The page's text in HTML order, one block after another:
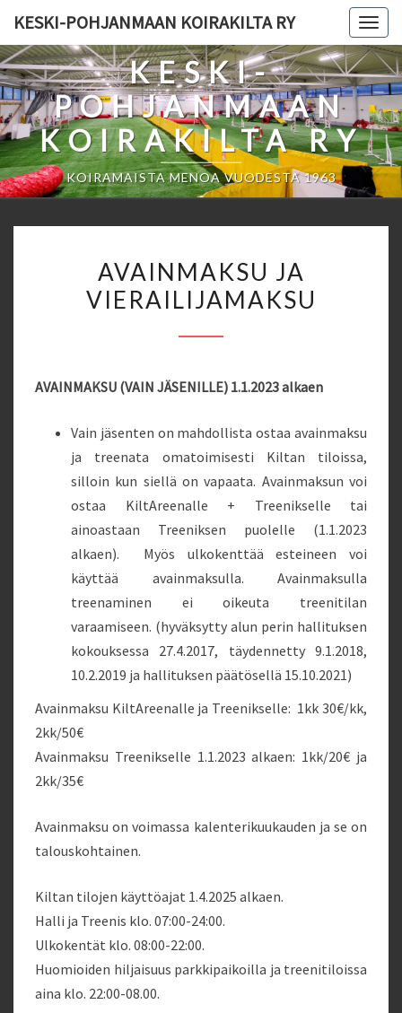
content
KESKI-POHJANMAAN KOIRAKILTA RY
KESKI-
POHJANMAAN
KOIRAKILTA RY
KOIRAMAISTA MENOA VUODESTA 1963
JA
VIERAILIJAMAKSU
AVAINMAKSU JA
VIERAILIJAMAKSU
AVAINMAKSU (VAIN JÄSENILLE) 1.1.2023 alkaen
Vain jäsenten on mahdollista ostaa avainmaksu
ja treenata omatoimisesti Kiltan tiloissa,
silloin kun siellä on vapaata. Avainmaksun voi
ostaa KiltAreenalle + Treenikselle tai
ainoastaan Treeniksen puolelle (1.1.2023
alkaen). Myös ulkokenttää esteineen voi
käyttää avainmaksulla. Avainmaksulla
treenaminen ei oikeuta treenitilan
varaamiseen. (hyväksytty alun perin hallituksen
kokouksessa 27.4.2017, täydennetty 9.1.2018,
10.2.2019 ja hallituksen päätösellä 15.10.2021)
Avainmaksu KiltAreenalle ja Treenikselle: 1kk 30€/kk,
2kk/50€
Avainmaksu Treenikselle 1.1.2023 alkaen: 1kk/20€ ja
2kk/35€
Avainmaksu on voimassa kalenterikuukauden ja se on
talouskohtainen.
Kiltan tilojen käyttöajat 1.4.2025 alkaen.
Halli ja Treenis klo. 07:00-24:00.
Ulkokentät klo. 08:00-22:00.
Huomioiden hiljaisuus parkkipaikoilla ja treenitiloissa
aina klo. 22:00-08.00.